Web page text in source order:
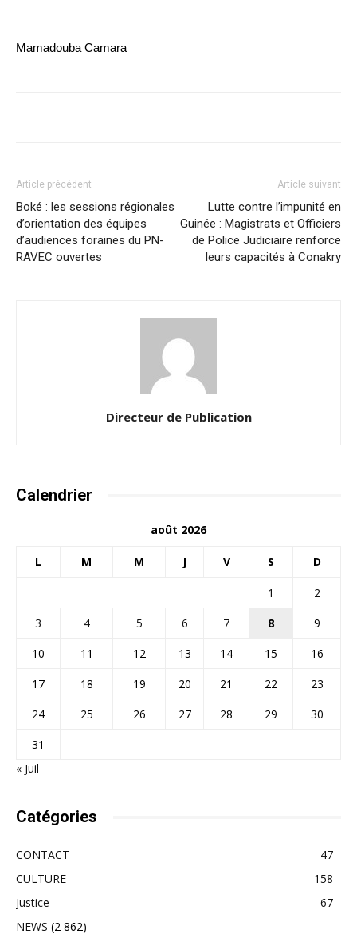
Mamadouba Camara
Article précédent
Boké : les sessions régionales
d’orientation des équipes
d’audiences foraines du PN-
RAVEC ouvertes
Article suivant
Lutte contre l’impunité en
Guinée : Magistrats et Officiers
de Police Judiciaire renforce
leurs capacités à Conakry
Directeur de Publication
Calendrier
août 2026
L M M J V S D
1
2
3
4 5 6 7 8
9
10
11 12 13 14 15
16
17
18 19 20 21 22
23
24
25 26 27 28 29
30
31
« Juil
Catégories
CONTACT
47
CULTURE
158
Justice
67
NEWS (2 862)